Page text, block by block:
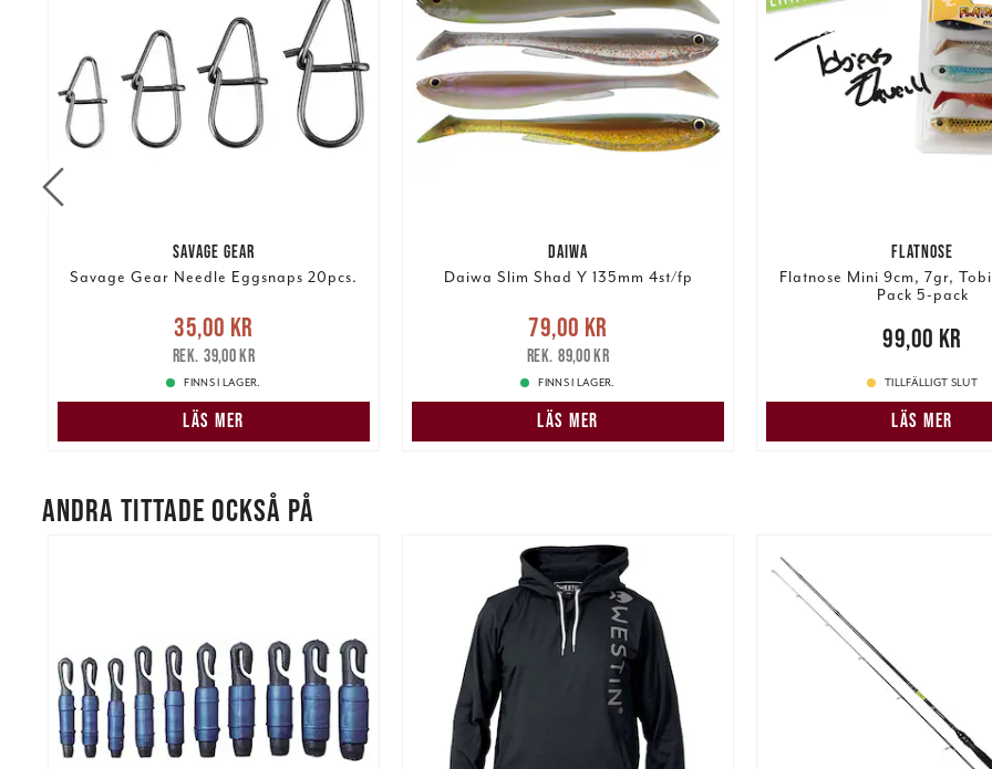
SAVAGE GEAR
Savage Gear Needle Eggsnaps 20pcs.
Nuvarande pris :35,00 kr
pris: 39,00 kr
35,00 kr
39,00 kr
FINNS I LAGER.
LÄS MER
DAIWA
Daiwa Slim Shad Y 135mm 4st/fp
Nuvarande pris :79,00 kr
pris: 89,00 kr
79,00 kr
89,00 kr
FINNS I LAGER.
LÄS MER
FLATNOSE
Flatnose Mini 9cm, 7gr,
Pack 5-pack
99,00 kr99,00 kr
TILLFÄLLIGT SLUT
LÄS MER
ANDRA TITTADE OCKSÅ PÅ